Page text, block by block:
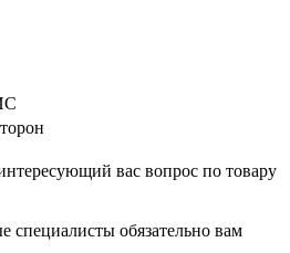
вас вопрос по товару
обязательно вам